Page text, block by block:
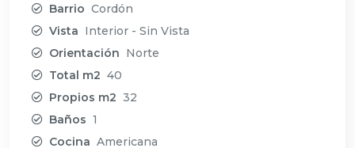
Barrio Cordón
Vista Interior - Sin Vista
Orientación Norte
Total m2 40
Propios m2 32
Baños 1
Cocina Americana